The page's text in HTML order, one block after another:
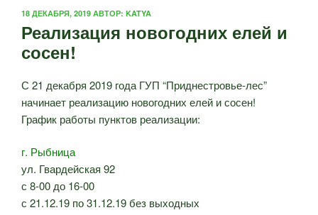
ОПУБЛИКОВАНО
18 ДЕКАБРЯ, 2019 АВТОР: KATYA
Реализация новогодних елей и
сосен!
С 21 декабря 2019 года ГУП “Приднестровье-лес”
начинает реализацию новогодних елей и сосен!
График работы пунктов реализации:
г. Рыбница
ул. Гвардейская 92
с 8-00 до 16-00
с 21.12.19 по 31.12.19 без выходных